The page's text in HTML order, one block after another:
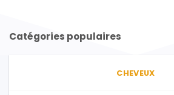
Catégories populaires
CHEVEUX